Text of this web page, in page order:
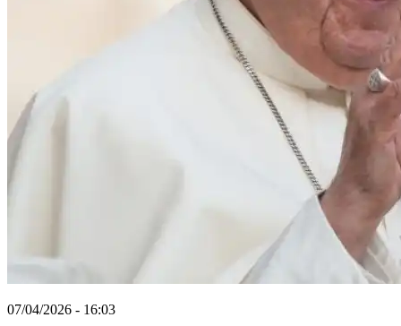
07/04/2026 - 16:03